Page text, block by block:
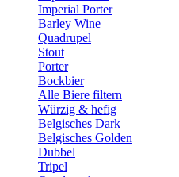
Imperial Porter
Barley Wine
Quadrupel
Stout
Porter
Bockbier
Alle Biere filtern
Würzig & hefig
Belgisches Dark
Belgisches Golden
Dubbel
Tripel